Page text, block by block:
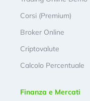
Corsi (Premium)
Broker Online
Criptovalute
Calcolo Percentuale
Finanza e Mercati